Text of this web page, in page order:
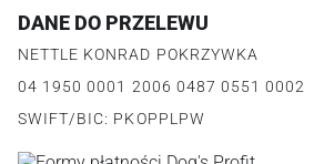
FAQ
JAK DZIAŁA PROGRAM
REGULAMIN PROGRAMU
POLITYKA PRYWATNOŚCI PROGRAMU
DANE DO PRZELEWU
NETTLE KONRAD POKRZYWKA
04 1950 0001 2006 0487 0551 0002
SWIFT/BIC: PKOPPLPW